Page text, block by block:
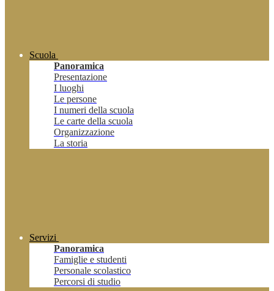
Scuola
Panoramica
Presentazione
I luoghi
Le persone
I numeri della scuola
Le carte della scuola
Organizzazione
La storia
Servizi
Panoramica
Famiglie e studenti
Personale scolastico
Percorsi di studio